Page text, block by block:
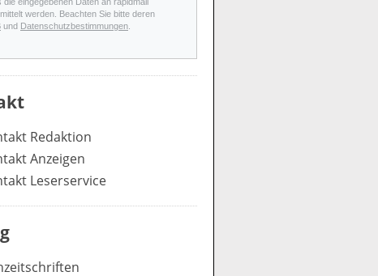
werden. Beachten Sie bitte deren
und Datenschutzbestimmungen
Redaktion
Anzeigen
Leserservice